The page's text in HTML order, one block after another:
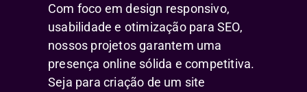
Com foco em design responsivo,
usabilidade e otimização para SEO,
nossos projetos garantem uma
presença online sólida e competitiva.
Seja para criação de um site